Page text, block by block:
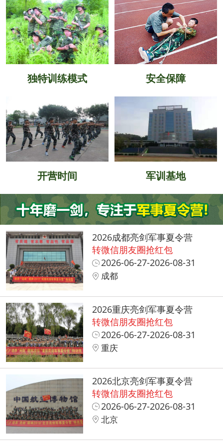
独特训练模式 安全保障
开营时间 军训基地
2026成都亮剑军事夏令营
转微信朋友圈抢红包
2026-06-27-2026-08-31
成都
2026重庆亮剑军事夏令营
转微信朋友圈抢红包
2026-06-27-2026-08-31
重庆
2026北京亮剑军事夏令营
转微信朋友圈抢红包
2026-06-27-2026-08-31
北京